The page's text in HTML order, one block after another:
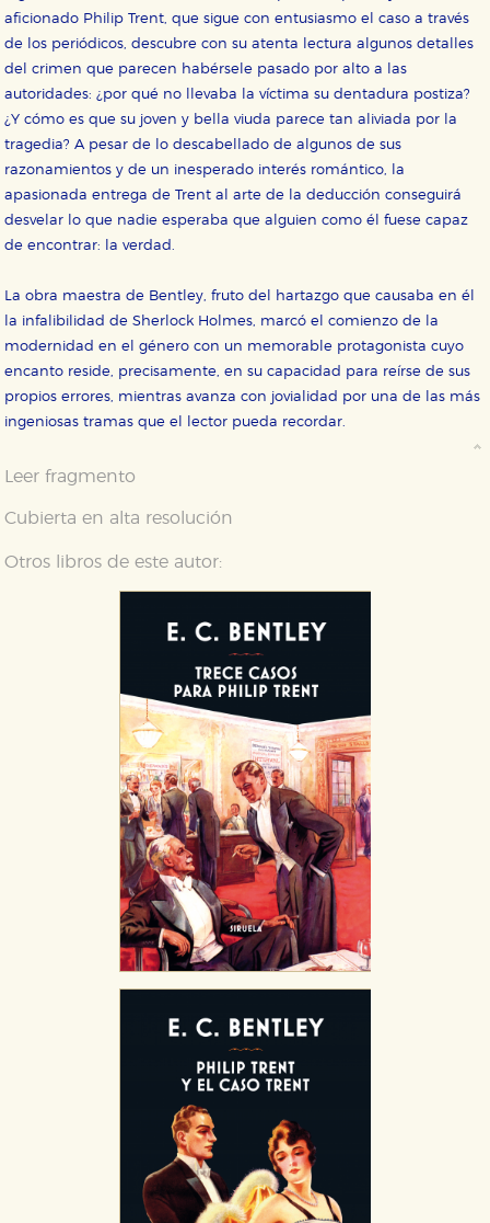
aficionado Philip Trent, que sigue con entusiasmo el caso a través
de los periódicos, descubre con su atenta lectura algunos detalles
del crimen que parecen habérsele pasado por alto a las
autoridades: ¿por qué no llevaba la víctima su dentadura postiza?
¿Y cómo es que su joven y bella viuda parece tan aliviada por la
tragedia? A pesar de lo descabellado de algunos de sus
razonamientos y de un inesperado interés romántico, la
apasionada entrega de Trent al arte de la deducción conseguirá
desvelar lo que nadie esperaba que alguien como él fuese capaz
de encontrar: la verdad.
La obra maestra de Bentley, fruto del hartazgo que causaba en él
la infalibilidad de Sherlock Holmes, marcó el comienzo de la
modernidad en el género con un memorable protagonista cuyo
encanto reside, precisamente, en su capacidad para reírse de sus
propios errores, mientras avanza con jovialidad por una de las más
ingeniosas tramas que el lector pueda recordar.
Leer fragmento
Cubierta en alta resolución
Otros libros de este autor:
CONFIGURACIÓN DE COOKIES
HABILITAR TODO RECHAZAR TODO
Cookies necesarias
web funcione y no es posible deshabilitarlas desde
nuestro sistema. Es posible hacerlo desde el
correctamente.
Cookies de rendimiento y analíticas
Estas cookies se utilizan para mejorar su experiencia
de navegación y optimizar el funcionamiento de
nuestro sitio web. Almacenan configuraciones de
servicios para que no tenga que reconfigurarlos cada
vez que nos visita. La información es agregada y, por lo
tanto, es anónima.
Estas cookies son gestionadas por nuestros socios
relevante para sus intereses en otros sitios. No
navegador y dispositivo de internet.
GUARDAR CONFIGURACIÓN
Puede consultar nuestrapolítica de cookies